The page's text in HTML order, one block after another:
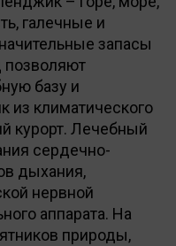
галечные и
запасы
базу и
из климатического
курорт. Лечебный
сердечно-
дыхания,
нервной
аппарата. На
природы,